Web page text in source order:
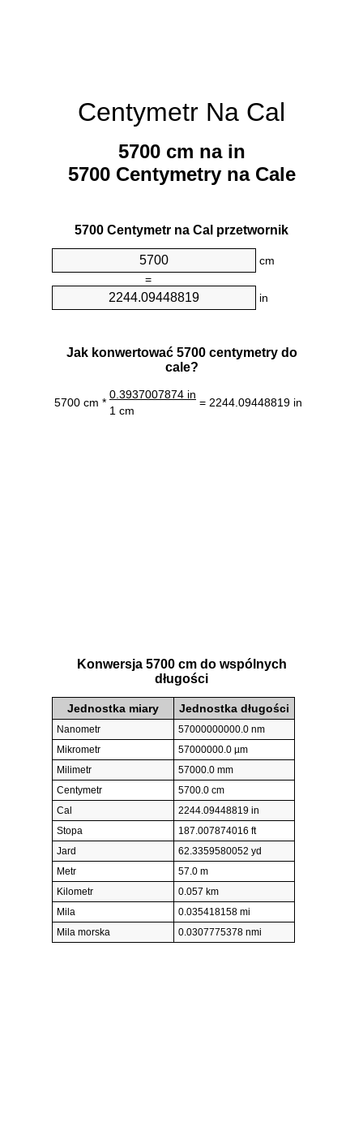
Centymetr Na Cal
5700 cm na in
5700 Centymetry na Cale
5700 Centymetr na Cal przetwornik
cm
=
in
Jak konwertować 5700 centymetry do
cale?
5700 cm *
0.3937007874 in
= 2244.09448819 in
1 cm
Konwersja 5700 cm do wspólnych
długości
Jednostka miary Jednostka długości
Nanometr
57000000000.0 nm
Mikrometr
57000000.0 µm
Milimetr
57000.0 mm
Centymetr
5700.0 cm
Cal
2244.09448819 in
Stopa
187.007874016 ft
Jard
62.3359580052 yd
Metr
57.0 m
Kilometr
0.057 km
Mila
0.035418158 mi
Mila morska
0.0307775378 nmi